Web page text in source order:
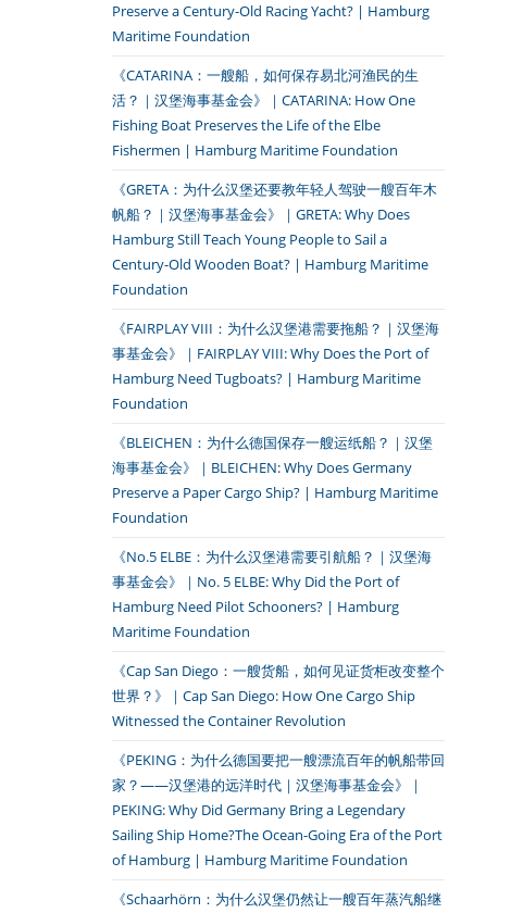
Preserve a Century-Old Racing Yacht? | Hamburg
Maritime Foundation
《CATARINA：一艘船，如何保存易北河渔民的生
活？｜汉堡海事基金会》｜CATARINA: How One
Fishing Boat Preserves the Life of the Elbe
Fishermen | Hamburg Maritime Foundation
《GRETA：为什么汉堡还要教年轻人驾驶一艘百年木
帆船？｜汉堡海事基金会》｜GRETA: Why Does
Hamburg Still Teach Young People to Sail a
Century-Old Wooden Boat? | Hamburg Maritime
Foundation
《FAIRPLAY VIII：为什么汉堡港需要拖船？｜汉堡海
事基金会》｜FAIRPLAY VIII: Why Does the Port of
Hamburg Need Tugboats? | Hamburg Maritime
Foundation
《BLEICHEN：为什么德国保存一艘运纸船？｜汉堡
海事基金会》｜BLEICHEN: Why Does Germany
Preserve a Paper Cargo Ship? | Hamburg Maritime
Foundation
《No.5 ELBE：为什么汉堡港需要引航船？｜汉堡海
事基金会》｜No. 5 ELBE: Why Did the Port of
Hamburg Need Pilot Schooners? | Hamburg
Maritime Foundation
《Cap San Diego：一艘货船，如何见证货柜改变整个
世界？》｜Cap San Diego: How One Cargo Ship
Witnessed the Container Revolution
《PEKING：为什么德国要把一艘漂流百年的帆船带回
家？——汉堡港的远洋时代｜汉堡海事基金会》｜
PEKING: Why Did Germany Bring a Legendary
Sailing Ship Home?The Ocean-Going Era of the Port
of Hamburg | Hamburg Maritime Foundation
《Schaarhörn：为什么汉堡仍然让一艘百年蒸汽船继